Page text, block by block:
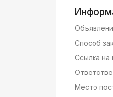
Способ
Ссылка на
Место